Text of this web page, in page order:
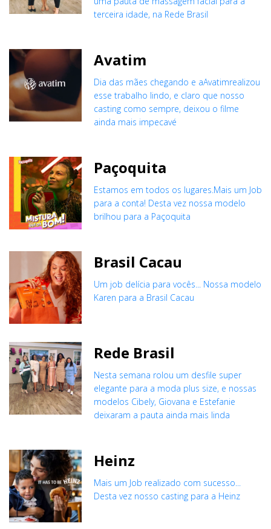
terceira idade, na Rede Brasil
Avatim
Dia das mães chegando e aAvatimrealizou
esse trabalho lindo, e claro que nosso
casting como sempre, deixou o filme
ainda mais impecavé
Paçoquita
Estamos em todos os lugares.Mais um Job
para a conta! Desta vez nossa modelo
brilhou para a Paçoquita
Brasil Cacau
Um job delícia para vocês... Nossa modelo
Karen para a Brasil Cacau
Rede Brasil
Nesta semana rolou um desfile super
elegante para a moda plus size, e nossas
modelos Cibely, Giovana e Estefanie
deixaram a pauta ainda mais linda
Heinz
Mais um Job realizado com sucesso...
Desta vez nosso casting para a Heinz